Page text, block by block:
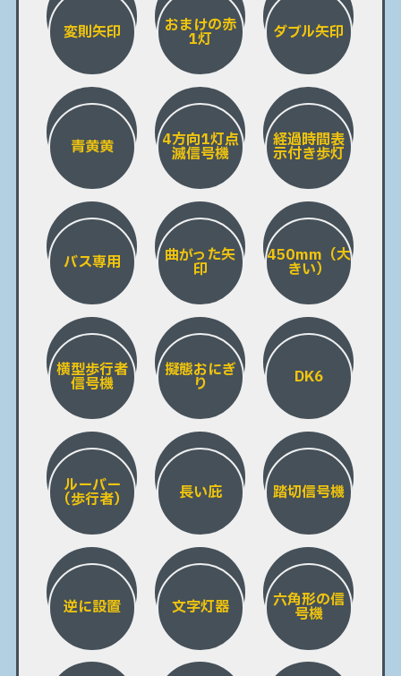
変則矢印 おまけの赤
1灯 ダブル矢印
青黄黄 4方向1灯点
滅信号機
経過時間表
示付き歩灯
バス専用 曲がった矢
印
450mm（大
きい）
横型歩行者
信号機
擬態おにぎ
り DK6
ルーバー
（歩行者） 長い庇 踏切信号機
逆に設置 文字灯器 六角形の信
号機